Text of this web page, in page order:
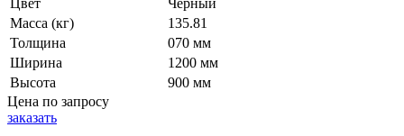
Масса (кг)
135.81
Толщина
070 мм
Ширина
1200 мм
Высота
900 мм
Цена по запросу
заказать